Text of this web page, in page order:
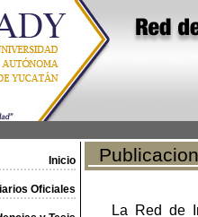
Inicio
Oficiales
La Red de